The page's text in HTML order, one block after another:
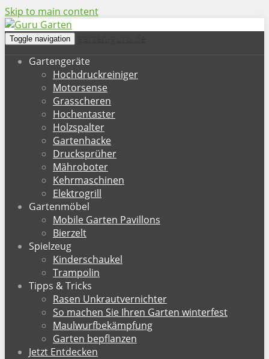
Skip to main content
Toggle navigation
Gartengeräte
Hochdruckreiniger
Motorsense
Grasscheren
Hochentaster
Holzspalter
Gartenhacke
Drucksprüher
Mähroboter
Kehrmaschinen
Elektrogrill
Gartenmöbel
Mobile Garten Pavillons
Bierzelt
Spielzeug
Kinderschaukel
Trampolin
Tipps & Tricks
Rasen Unkrautvernichter
So machen Sie Ihren Garten winterfest
Maulwurfbekämpfung
Garten bepflanzen
Jetzt Entdecken